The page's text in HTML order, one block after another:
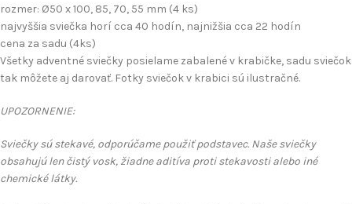
rozmer: Ø50 x 100, 85, 70, 55 mm (4 ks)
najvyššia sviečka horí cca 40 hodín, najnižšia cca 22 hodín
cena za sadu (4ks)
Všetky adventné sviečky posielame zabalené v krabičke, sadu sviečok
tak môžete aj darovať. Fotky sviečok v krabici sú ilustračné.
UPOZORNENIE:
Sviečky sú stekavé, odporúčame použiť podstavec. Naše sviečky
obsahujú len čistý vosk, žiadne aditíva proti stekavosti alebo iné
chemické látky.